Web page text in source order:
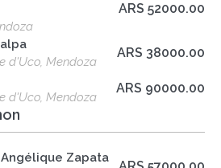
ARS 52000.00
d'Uco, Mendoza
ARS 38000.00
d'Uco, Mendoza
ARS 90000.00
Zapata